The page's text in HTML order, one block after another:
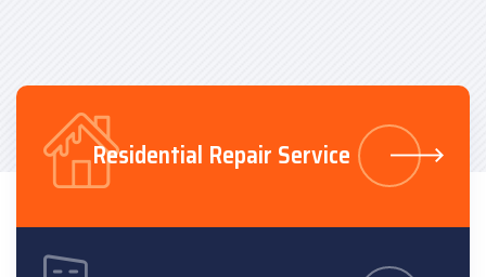
Residential Repair Service